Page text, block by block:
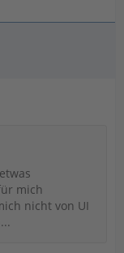
mich
nicht von UI